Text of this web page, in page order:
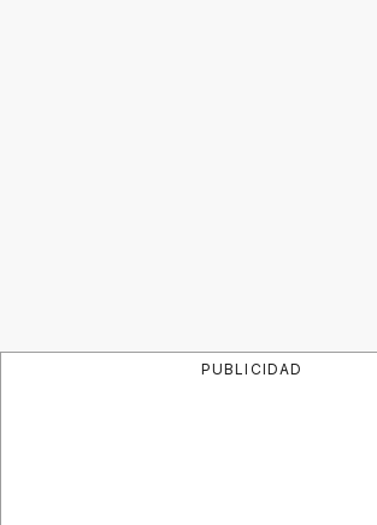
PUBLICIDAD